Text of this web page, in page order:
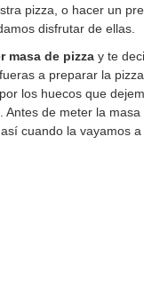
pizza, o hacer un
disfrutar de ellas.
masa de pizza y te
a preparar la
los huecos que
Antes de meter la
cuando la vayamos